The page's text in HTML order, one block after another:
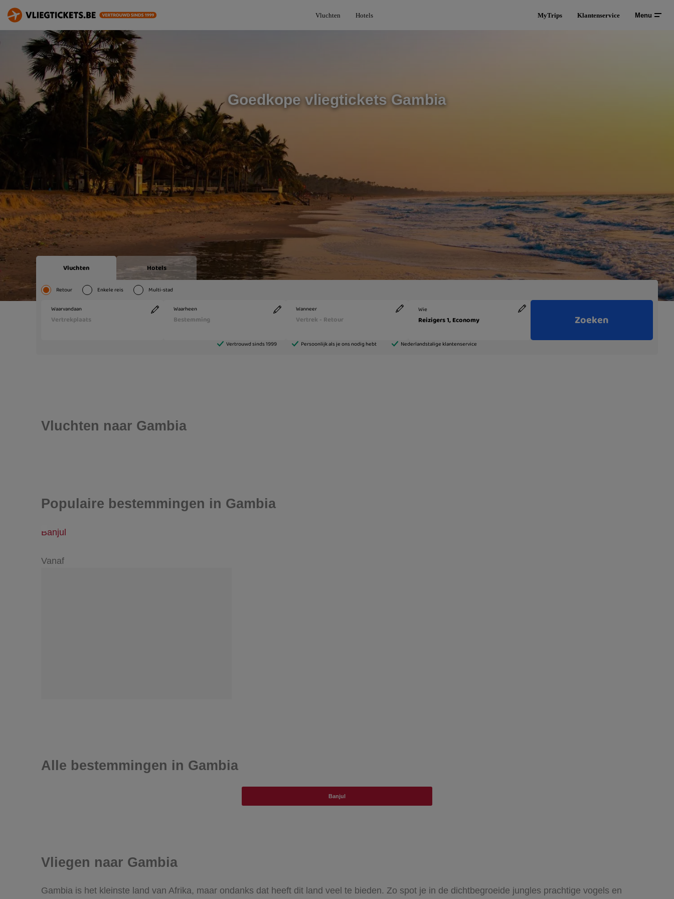
Vluchten Hotels MyTrips Klantenservice Menu
Goedkope vliegtickets Gambia
Vluchten naar Gambia
Populaire bestemmingen in Gambia
Banjul
Vanaf
Alle bestemmingen in Gambia
Banjul
Vliegen naar Gambia
Gambia is het kleinste land van Afrika, maar ondanks dat heeft dit land veel te bieden. Zo spot je in de dichtbegroeide jungles prachtige vogels en